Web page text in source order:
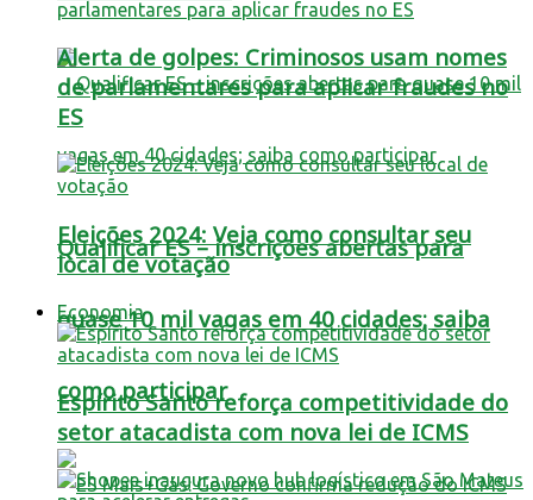
Qualificar ES – inscrições abertas para
quase 10 mil vagas em 40 cidades; saiba
como participar
Alerta de golpes: Criminosos usam nomes
de parlamentares para aplicar fraudes no
ES
Eleições 2024: Veja como consultar seu
local de votação
Economia
Espírito Santo reforça competitividade do
setor atacadista com nova lei de ICMS